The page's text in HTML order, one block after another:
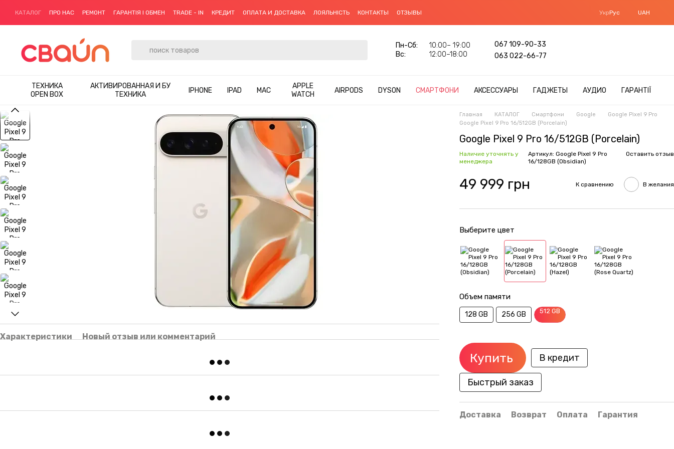
КАТАЛОГ ПРО НАС РЕМОНТ ГАРАНТІЯ І ОБМЕН TRADE - IN КРЕДИТ ОПЛАТА И ДОСТАВКА ЛОЯЛЬНІСТЬ КОНТАКТЫ ОТЗЫВЫ УкрРус UAH
Пн-Сб:
10:00– 19:00
Вс:
12:00–18:00
067 109-90-33
063 022-66-77
ТЕХНИКА
OPEN BOX
АКТИВИРОВАННАЯ И БУ
ТЕХНИКА
IPHONE IPAD MAC
APPLE
WATCH
AIRPODS DYSON СМАРТФОНИ АКСЕССУАРЫ ГАДЖЕТЫ АУДИО ГАРАНТІЇ
Характеристики Новый отзыв или комментарий
Главная КАТАЛОГ Смартфони Google
Google Pixel 9 Pro
Google Pixel 9 Pro 16/512GB (Porcelain)
Google Pixel 9 Pro 16/512GB (Porcelain)
Наличие уточнять у
менеджера
Артикул: Google Pixel 9 Pro
16/128GB (Obsidian)
Оставить отзыв
49 999 грн К сравнению В желания
Выберите цвет
Объем памяти
128 GB 256 GB 512 GB
Купить В кредит
Быстрый заказ
Доставка Возврат Оплата Гарантия